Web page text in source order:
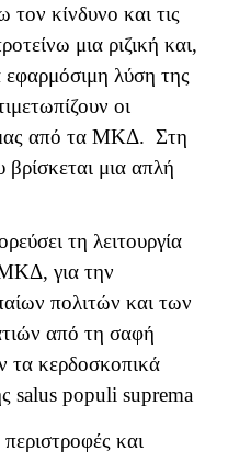
τον κίνδυνο και τις
μια ριζική και,
λύση της
οι
μας από τα ΜΚΔ. Στη
βρίσκεται μια απλή
τη λειτουργία
για την
πολιτών και των
από τη σαφή
τα κερδοσκοπικά
salus populi suprema
και